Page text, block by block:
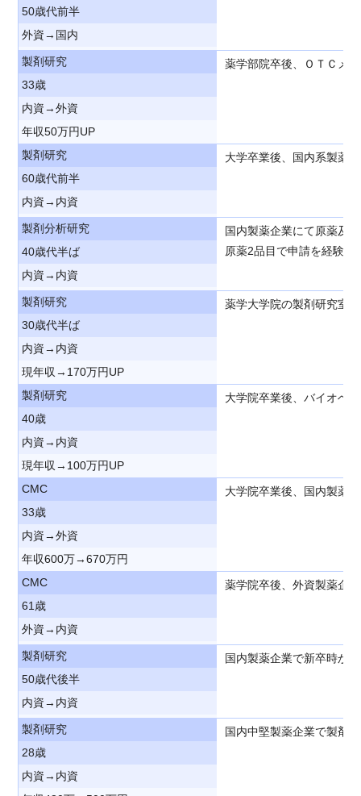
50歳代前半
外資→国内
製剤研究
薬学部院卒後、ＯＴＣメ
33歳
内資→外資
年収50万円UP
製剤研究
大学卒業後、国内系製薬
60歳代前半
内資→内資
製剤分析研究
国内製薬企業にて原薬及
原薬2品目で申請を経験
40歳代半ば
内資→内資
製剤研究
薬学大学院の製剤研究室
30歳代半ば
内資→内資
現年収→170万円UP
製剤研究
大学院卒業後、バイオベ
40歳
内資→内資
現年収→100万円UP
CMC
大学院卒業後、国内製薬
33歳
内資→外資
年収600万→670万円
CMC
薬学院卒後、外資製薬企
61歳
外資→内資
製剤研究
国内製薬企業で新卒時か
50歳代後半
内資→内資
製剤研究
国内中堅製薬企業で製剤
28歳
内資→内資